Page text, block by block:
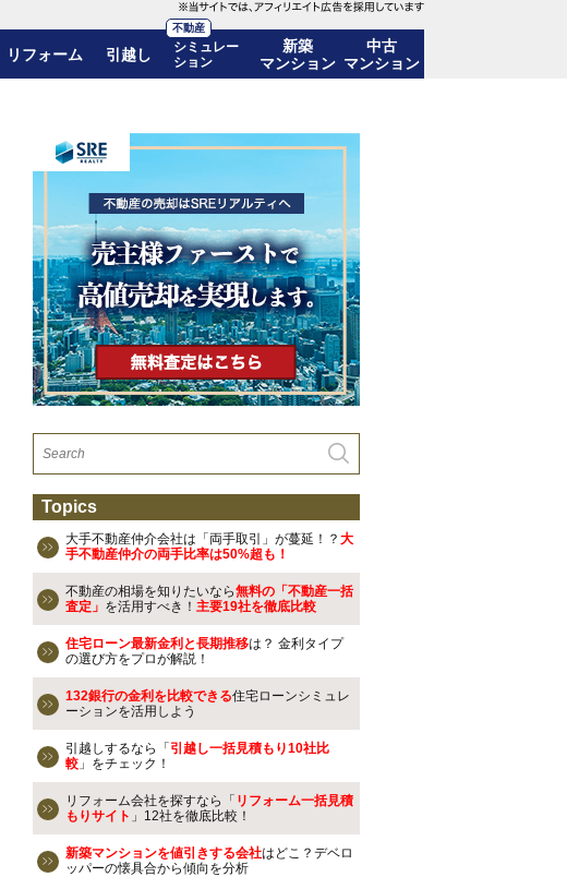
リフォーム 引越し
不動産
シミュレー
ション
新築
マンション
中古
マンション
Topics
大手不動産仲介会社は「両手取引」が蔓延！？ 大
手不動産仲介の両手比率は50%超も！
不動産の相場を知りたいなら無料の「不動産一括
査定」 を活用すべき！ 主要19社を徹底比較
住宅ローン最新金利と長期推移は？ 金利タイプ
の選び方をプロが解説！
132銀行の金利を比較できる住宅ローンシミュレ
ーションを活用しよう
引越しするなら「 引越し一括見積もり10社比
較 」をチェック！
リフォーム会社を探すなら「 リフォーム一括見積
もりサイト 」12社を徹底比較！
新築マンションを値引きする会社はどこ？デベロ
ッパーの懐具合から傾向を分析